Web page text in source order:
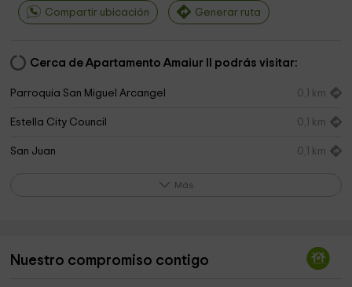
Compartir ubicación Generar ruta
Cerca de Apartamento Amaiur II podrás visitar:
Parroquia San Miguel Arcangel 0,1 km
Estella City Council 0,1 km
San Juan 0,1 km
Palacio De Los Reyes De Navarra, Estella
San Pedro 0,3 km
Más
Nuestro compromiso contigo